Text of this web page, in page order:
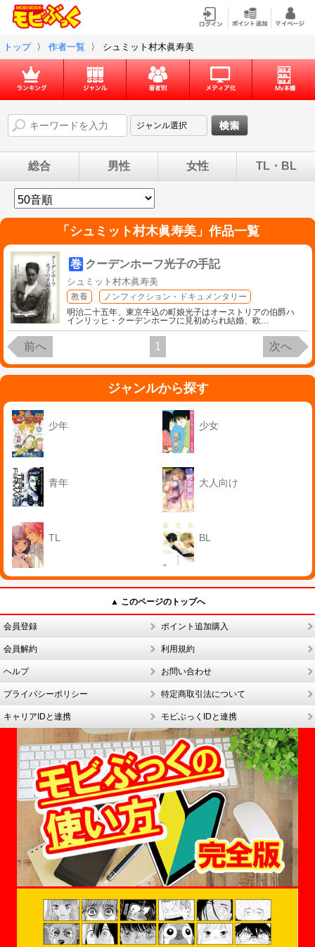
トップ 〉 作者一覧 〉 シュミット村木眞寿美
総合 男性 女性 TL・BL
「 シュミット村木眞寿美」作品一覧
巻 クーデンホーフ光子の手記
シュミット村木眞寿美
教養
ノンフィクション・ドキュメンタリー
明治二十五年、東京牛込の町娘光子はオーストリアの伯爵ハ
インリッヒ・クーデンホーフに見初められ結婚、欧…
前へ 1 次へ
ジャンルから探す
少年 少女
青年 大人向け
TL BL
▲ このページのトップへ
会員登録 ポイント追加購入
会員解約 利用規約
ヘルプ お問い合わせ
プライバシーポリシー 特定商取引法について
キャリアIDと連携 モビぶっくIDと連携